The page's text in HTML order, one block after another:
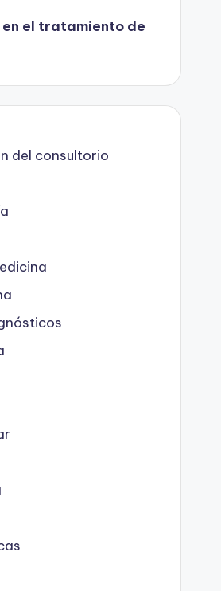
el tratamiento de
del consultorio